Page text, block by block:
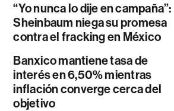
“Yo nunca lo dije en campaña”:
Sheinbaum niega su promesa
contra el fracking en México
Banxico mantiene tasa de
interés en 6,50% mientras
inflación converge cerca del
objetivo